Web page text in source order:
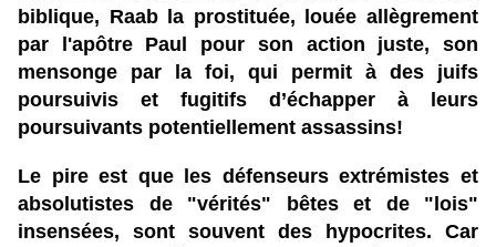
biblique, Raab la prostituée, louée allègrement
par l'apôtre Paul pour son action juste, son
mensonge par la foi, qui permit à des juifs
poursuivis et fugitifs d’échapper à leurs
poursuivants potentiellement assassins!
Le pire est que les défenseurs extrémistes et
absolutistes de "vérités" bêtes et de "lois"
insensées, sont souvent des hypocrites. Car